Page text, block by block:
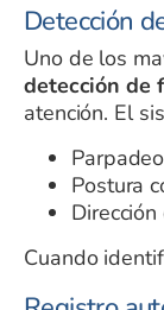
Detección
Uno de los
detección de
atención. El
Postura
Cuando